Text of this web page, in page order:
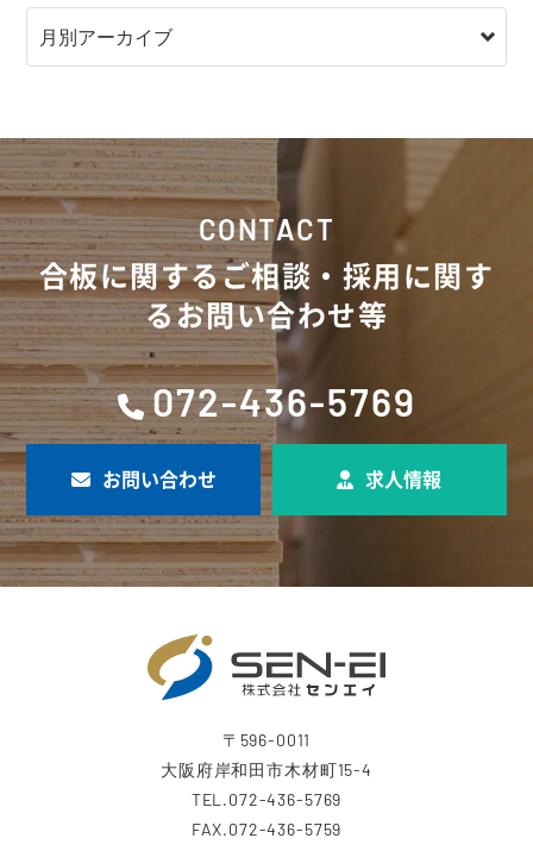
CONTACT
合板に関するご相談・採用に関す
るお問い合わせ等
072-436-5769
お問い合わせ 求人情報
〒596-0011
大阪府岸和田市木材町15-4
TEL.072-436-5769
FAX.072-436-5759